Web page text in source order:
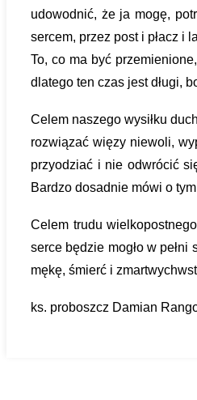
udowodnić, że ja mogę,
sercem, przez post i płacz i
To, co ma być
dlatego ten czas jest długi,
Celem naszego wysiłku
rozwiązać więzy niewoli,
przyodziać i nie odwrócić
Bardzo dosadnie mówi o
Celem trudu
serce będzie mogło w
mękę, śmierć i
ks. proboszcz Damian